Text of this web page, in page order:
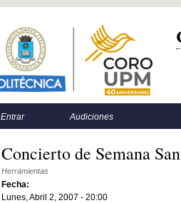
Entrar Audiciones
Concierto de Semana
Herramientas
Fecha:
Lunes, Abril 2, 2007 - 20:00